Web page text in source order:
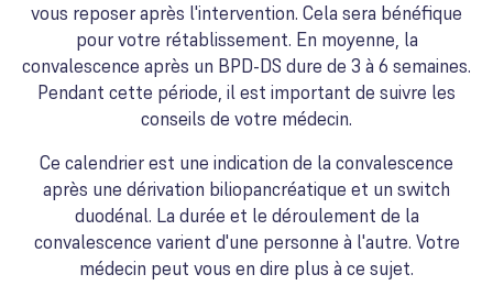
vous reposer après l'intervention. Cela sera bénéfique
pour votre rétablissement. En moyenne, la
convalescence après un BPD-DS dure de 3 à 6 semaines.
Pendant cette période, il est important de suivre les
conseils de votre médecin.
Ce calendrier est une indication de la convalescence
après une dérivation biliopancréatique et un switch
duodénal. La durée et le déroulement de la
convalescence varient d'une personne à l'autre. Votre
médecin peut vous en dire plus à ce sujet.